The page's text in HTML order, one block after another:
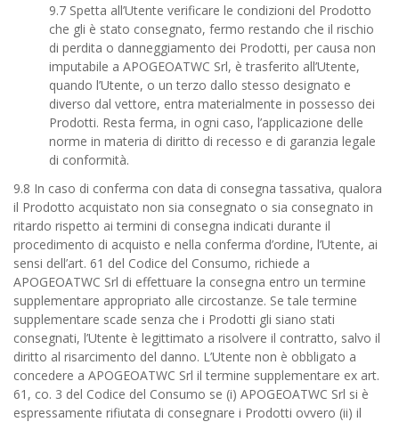
9.7 Spetta all’Utente verificare le condizioni del Prodotto
che gli è stato consegnato, fermo restando che il rischio
di perdita o danneggiamento dei Prodotti, per causa non
imputabile a APOGEOATWC Srl, è trasferito all’Utente,
quando l’Utente, o un terzo dallo stesso designato e
diverso dal vettore, entra materialmente in possesso dei
Prodotti. Resta ferma, in ogni caso, l’applicazione delle
norme in materia di diritto di recesso e di garanzia legale
di conformità.
9.8 In caso di conferma con data di consegna tassativa, qualora
il Prodotto acquistato non sia consegnato o sia consegnato in
ritardo rispetto ai termini di consegna indicati durante il
procedimento di acquisto e nella conferma d’ordine, l’Utente, ai
sensi dell’art. 61 del Codice del Consumo, richiede a
APOGEOATWC Srl di effettuare la consegna entro un termine
supplementare appropriato alle circostanze. Se tale termine
supplementare scade senza che i Prodotti gli siano stati
consegnati, l’Utente è legittimato a risolvere il contratto, salvo il
diritto al risarcimento del danno. L’Utente non è obbligato a
concedere a APOGEOATWC Srl il termine supplementare ex art.
61, co. 3 del Codice del Consumo se (i) APOGEOATWC Srl si è
espressamente rifiutata di consegnare i Prodotti ovvero (ii) il